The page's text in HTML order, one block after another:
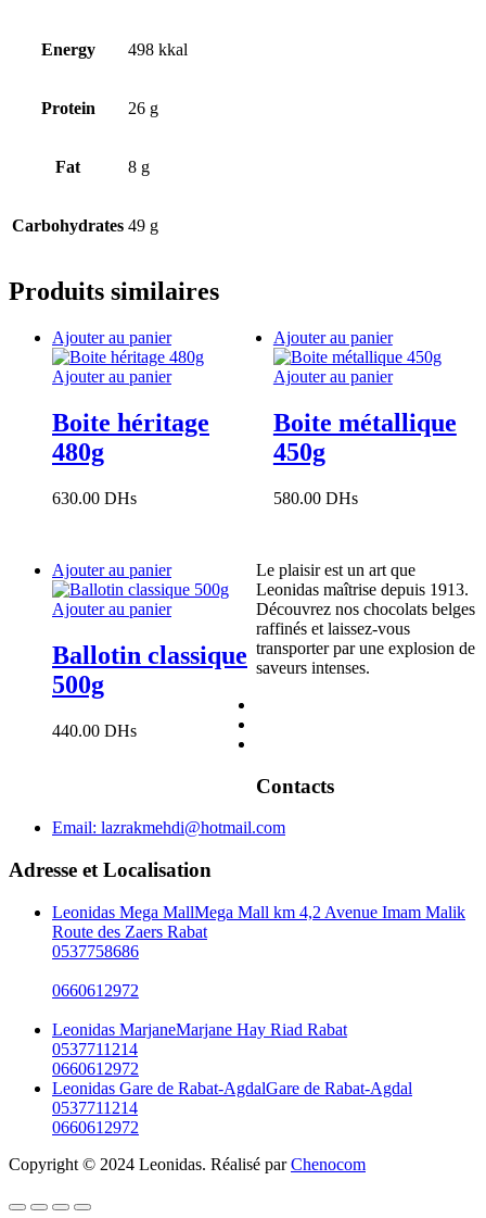
Energy 498 kkal
Protein 26 g
Fat 8 g
Carbohydrates 49 g
Produits similaires
Ajouter au panier
Ajouter au panier
Boite héritage
480g
630.00 DHs
Ajouter au panier
Ajouter au panier
Boite métallique
450g
580.00 DHs
Ajouter au panier
Ajouter au panier
Ballotin classique
500g
440.00 DHs
Le plaisir est un art que
Leonidas maîtrise depuis 1913.
Découvrez nos chocolats belges
raffinés et laissez-vous
transporter par une explosion de
saveurs intenses.
Contacts
Email: lazrakmehdi@hotmail.com
Adresse et Localisation
Leonidas Mega MallMega Mall km 4,2 Avenue Imam Malik
Route des Zaers Rabat
0537758686
0660612972
Leonidas MarjaneMarjane Hay Riad Rabat
0537711214
0660612972
Leonidas Gare de Rabat-AgdalGare de Rabat-Agdal
0537711214
0660612972
Copyright © 2024 Leonidas. Réalisé parChenocom